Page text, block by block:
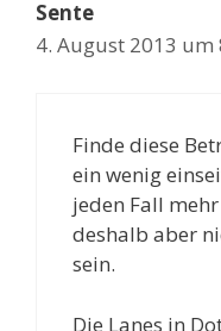
Sente
4. August 2013 um
Finde diese
ein wenig
jeden Fall
deshalb aber
sein.
Die Lanes in